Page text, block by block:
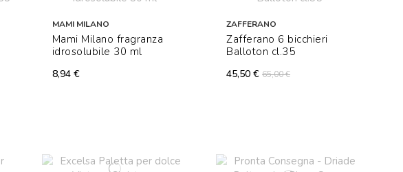
MAMI MILANO
Mami Milano fragranza
idrosolubile 30 ml
8,94 €
ZAFFERANO
Zafferano 6 bicchieri
Balloton cl.35
45,50 €65,00 €